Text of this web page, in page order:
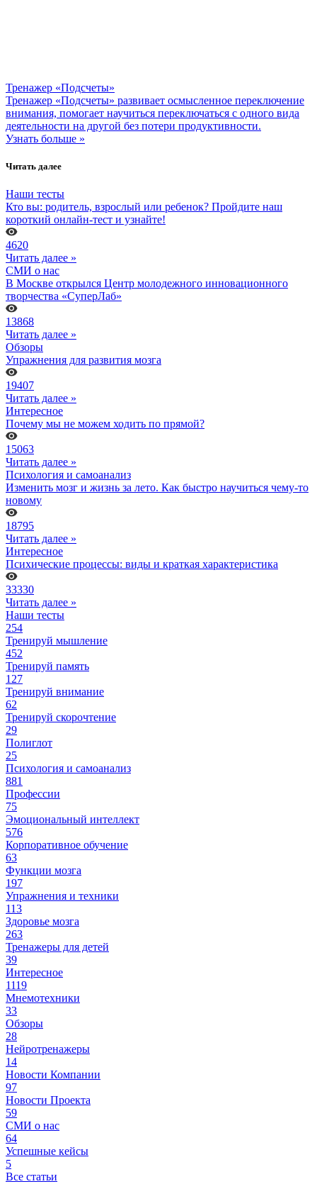
Тренажер «Подсчеты»
Тренажер «Подсчеты» развивает осмысленное переключение
внимания, помогает научиться переключаться с одного вида
деятельности на другой без потери продуктивности.
Узнать больше »
Читать далее
Наши тесты
Кто вы: родитель, взрослый или ребенок? Пройдите наш
короткий онлайн-тест и узнайте!
4620
Читать далее »
СМИ о нас
В Москве открылся Центр молодежного инновационного
творчества «СуперЛаб»
13868
Читать далее »
Обзоры
Упражнения для развития мозга
19407
Читать далее »
Интересное
Почему мы не можем ходить по прямой?
15063
Читать далее »
Психология и самоанализ
Изменить мозг и жизнь за лето. Как быстро научиться чему-то
новому
18795
Читать далее »
Интересное
Психические процессы: виды и краткая характеристика
33330
Читать далее »
Наши тесты
254
Тренируй мышление
452
Тренируй память
127
Тренируй внимание
62
Тренируй скорочтение
29
Полиглот
25
Психология и самоанализ
881
Профессии
75
Эмоциональный интеллект
576
Корпоративное обучение
63
Функции мозга
197
Упражнения и техники
113
Здоровье мозга
263
Тренажеры для детей
39
Интересное
1119
Мнемотехники
33
Обзоры
28
Нейротренажеры
14
Новости Компании
97
Новости Проекта
59
СМИ о нас
64
Успешные кейсы
5
Все статьи